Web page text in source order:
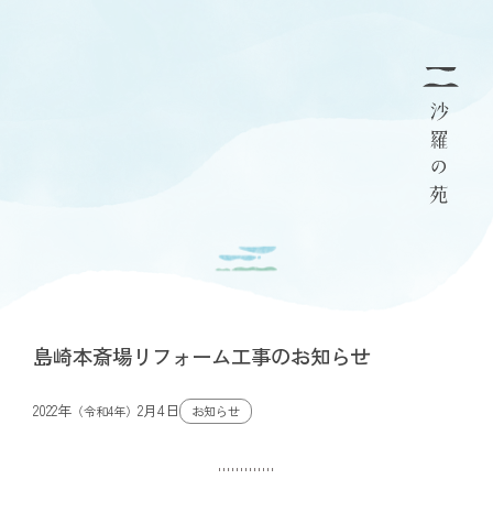
島崎本斎場リフォーム工事のお知らせ
2022年 （令和4年） 2月4日 お知らせ